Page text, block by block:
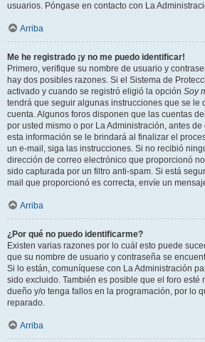
usuarios. Póngase en contacto con La
Arriba
Me he registrado ¡y no me puedo identificar!
Primero, verifique su nombre de usuario y
hay dos posibles razones. Si el Sistema de
activado y cuando se registró eligió la opción Soy
tendrá que seguir algunas instrucciones que se le
cuenta. Algunos foros disponen que las cuentas
por usted mismo o por La Administración, antes
esta información se le brindará al finalizar el
un e-mail, siga las instrucciones. Si no recibió
dirección de correo electrónico que proporcionó
sido capturada por un filtro anti-spam. Si está
mail que proporcionó es correcta, envíe un
Arriba
¿Por qué no puedo identificarme?
Existen varias razones por lo cuál esto puede
que su nombre de usuario y contraseña se
Si lo están, comuníquese con La Administración
sido excluido. También es posible que el foro esté
dueño y/o tenga fallos en la programación, por lo
reparado.
Arriba